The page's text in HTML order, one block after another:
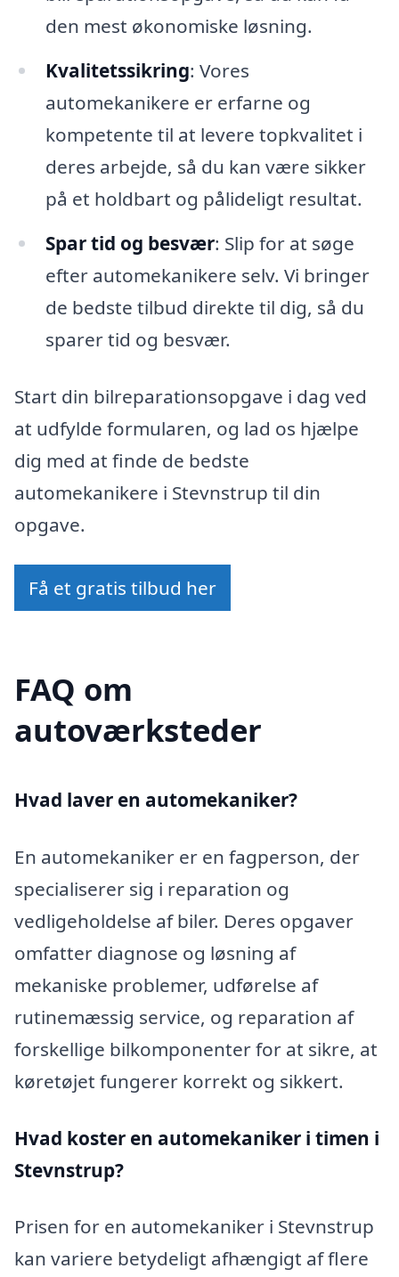
den mest økonomiske løsning.
Kvalitetssikring: Vores
automekanikere er erfarne og
kompetente til at levere topkvalitet i
deres arbejde, så du kan være sikker
på et holdbart og pålideligt resultat.
Spar tid og besvær: Slip for at søge
efter automekanikere selv. Vi bringer
de bedste tilbud direkte til dig, så du
sparer tid og besvær.
Start din bilreparationsopgave i dag ved
at udfylde formularen, og lad os hjælpe
dig med at finde de bedste
automekanikere i Stevnstrup til din
opgave.
Få et gratis tilbud her
FAQ om
autoværksteder
Hvad laver en automekaniker?
En automekaniker er en fagperson, der
specialiserer sig i reparation og
vedligeholdelse af biler. Deres opgaver
omfatter diagnose og løsning af
mekaniske problemer, udførelse af
rutinemæssig service, og reparation af
forskellige bilkomponenter for at sikre, at
køretøjet fungerer korrekt og sikkert.
Hvad koster en automekaniker i timen i
Stevnstrup?
Prisen for en automekaniker i Stevnstrup
kan variere betydeligt afhængigt af flere